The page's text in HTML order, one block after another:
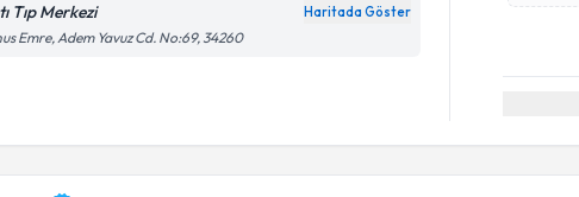
Tıp Merkezi Haritada Göster
Emre, Adem Yavuz Cd. No:69, 34260